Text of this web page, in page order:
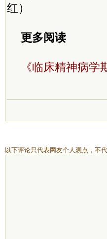
红）
更多阅读
《临床精神病
以下评论只代表网友个人观点，不